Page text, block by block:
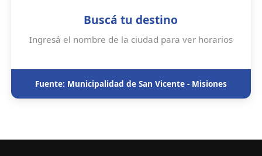
Buscá tu destino
Ingresá el nombre de la ciudad para ver horarios
Fuente: Municipalidad de San Vicente - Misiones